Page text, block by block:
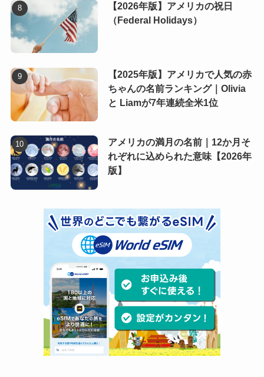
【2026年版】アメリカの祝日
（Federal Holidays）
【2025年版】アメリカで人気の赤
ちゃんの名前ランキング｜Olivia
と Liamが7年連続全米1位
アメリカの満月の名前｜12か月そ
れぞれに込められた意味【2026年
版】